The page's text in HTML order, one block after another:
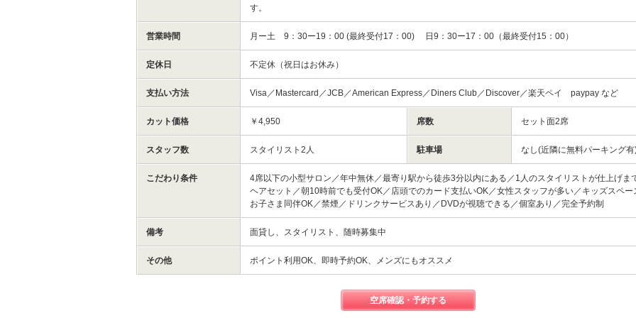
す。
営業時間 月ー土 9：30ー19：00 (最終受付17：00) 日9：30ー17：00（最終受付15：00）
定休日 不定休（祝日はお休み）
支払い方法 Visa／Mastercard／JCB／American Express／Diners Club／Discover／楽天ペイ paypay など
カット価格 ￥4,950 席数 セット面2席
スタッフ数 スタイリスト2人 駐車場 なし(近隣に無料パーキング有
こだわり条件
4席以下の小型サロン／年中無休／最寄り駅から徒歩3分以内にある／1人のスタイリストが仕上げま
ヘアセット／朝10時前でも受付OK／店頭でのカード支払いOK／女性スタッフが多い／キッズスペー
お子さま同伴OK／禁煙／ドリンクサービスあり／DVDが視聴できる／個室あり／完全予約制
備考 面貸し、スタイリスト、随時募集中
その他 ポイント利用OK、即時予約OK、メンズにもオススメ
空席確認・予約する